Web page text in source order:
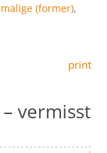
(former),
print
vermisst